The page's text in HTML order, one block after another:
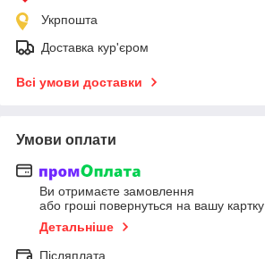
Укрпошта
Доставка кур'єром
Всі умови доставки
Умови оплати
Ви отримаєте замовлення
або гроші повернуться на вашу картку
Детальніше
Післяплата